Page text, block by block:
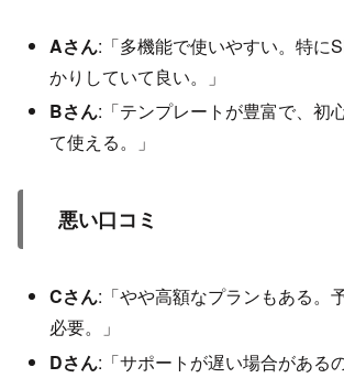
Aさん:「多機能で使いやすい。特に
かりしていて良い。」
Bさん:「テンプレートが豊富で、初
て使える。」
悪い口コミ
Cさん:「やや高額なプランもある。
必要。」
Dさん:「サポートが遅い場合がある